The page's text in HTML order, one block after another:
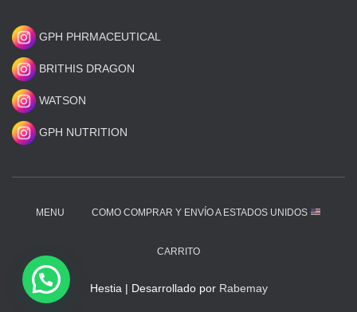
GPH PHRMACEUTICAL
BRITHIS DRAGON
WATSON
GPH NUTRITION
MENU COMO COMPRAR Y ENVÍO A ESTADOS UNIDOS
CARRITO
Hestia | Desarrollado por Rabemay